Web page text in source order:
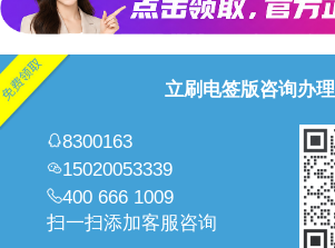
立刷电签版咨询办理
8300163
15020053339
400 666 1009
扫一扫添加客服咨询